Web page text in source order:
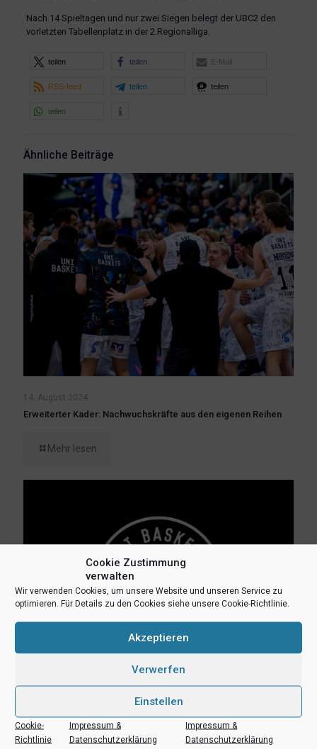
Cookie Zustimmung
verwalten
Wir verwenden Cookies, um unsere Website und unseren Service zu
optimieren. Für Details zu den Cookies siehe unsere Cookie-Richtlinie.
Akzeptieren
Verwerfen
Einstellen
Cookie-
Richtlinie
Impressum &
Datenschutzerklärung
Impressum &
Datenschutzerklärung
Nach 14 Spieltagen und nur zwei Siegen belegt der UBC2 den
vorletzten Tabellenplatz in der 2.Regionalliga.
teilen teilen E-Mail
RSS-feed teilen teilen
teilen
Ähnliche Beiträge
14. August 2024
Erweiterter Kader: Nachwuchskräfte aus den eigenen Reihen
Mehr lesen
NBBL-Spieler auf internationalem Niveau unterwegs